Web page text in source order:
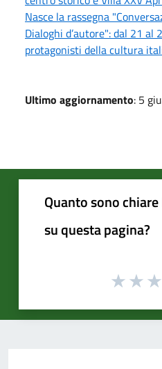
Nasce la rassegna
Dialoghi d’autore": dal 21 al
protagonisti della cultura
Ultimo aggiornamento: 5
Quanto sono
su questa pagina?